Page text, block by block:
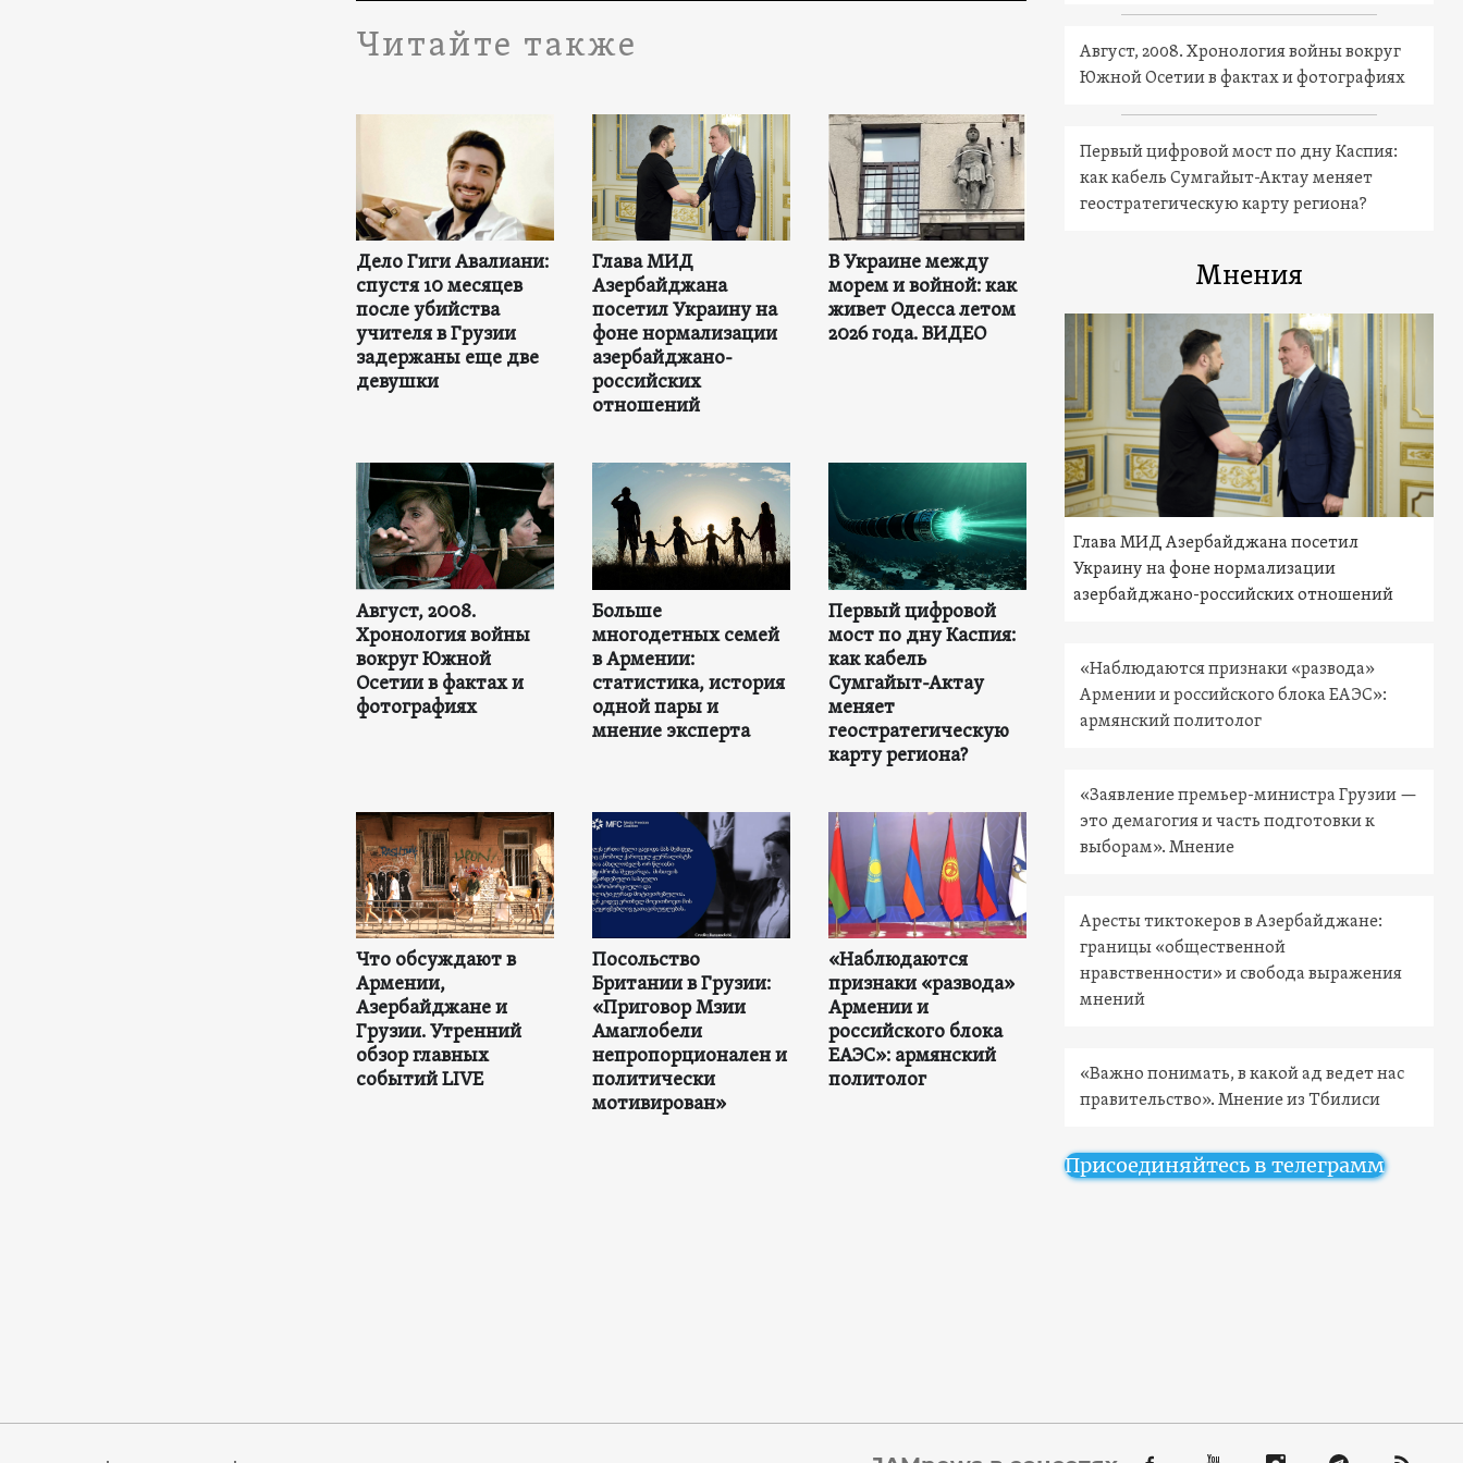
Читайте также
Дело Гиги Авалиани:
спустя 10 месяцев
после убийства
учителя в Грузии
задержаны еще две
девушки
Глава МИД
Азербайджана
посетил Украину на
фоне нормализации
азербайджано-
российских
отношений
В Украине между
морем и войной: как
живет Одесса летом
2026 года. ВИДЕО
Август, 2008.
Хронология войны
вокруг Южной
Осетии в фактах и
фотографиях
Больше
многодетных семей
в Армении:
статистика, история
одной пары и
мнение эксперта
Первый цифровой
мост по дну Каспия:
как кабель
Сумгайыт-Актау
меняет
геостратегическую
карту региона?
Что обсуждают в
Армении,
Азербайджане и
Грузии. Утренний
обзор главных
событий LIVE
Посольство
Британии в Грузии:
«Приговор Мзии
Амаглобели
непропорционален и
политически
мотивирован»
«Наблюдаются
признаки «развода»
Армении и
российского блока
ЕАЭС»: армянский
политолог
Август, 2008. Хронология войны вокруг
Южной Осетии в фактах и фотографиях
Первый цифровой мост по дну Каспия:
как кабель Сумгайыт-Актау меняет
геостратегическую карту региона?
Мнения
Глава МИД Азербайджана посетил
Украину на фоне нормализации
азербайджано-российских отношений
«Наблюдаются признаки «развода»
Армении и российского блока ЕАЭС»:
армянский политолог
«Заявление премьер-министра Грузии —
это демагогия и часть подготовки к
выборам». Мнение
Аресты тиктокеров в Азербайджане:
границы «общественной
нравственности» и свобода выражения
мнений
«Важно понимать, в какой ад ведет нас
правительство». Мнение из Тбилиси
Присоединяйтесь в телеграмм